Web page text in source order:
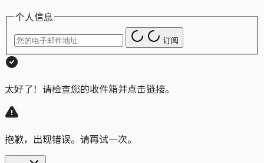
个人信息
订阅
太好了！请检查您的收件箱并点击链接。
抱歉，出现错误。请再试一次。